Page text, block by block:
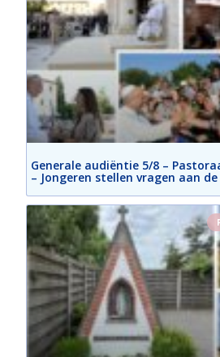
Generale audiëntie 5/8 –
– Jongeren stellen vragen aan de